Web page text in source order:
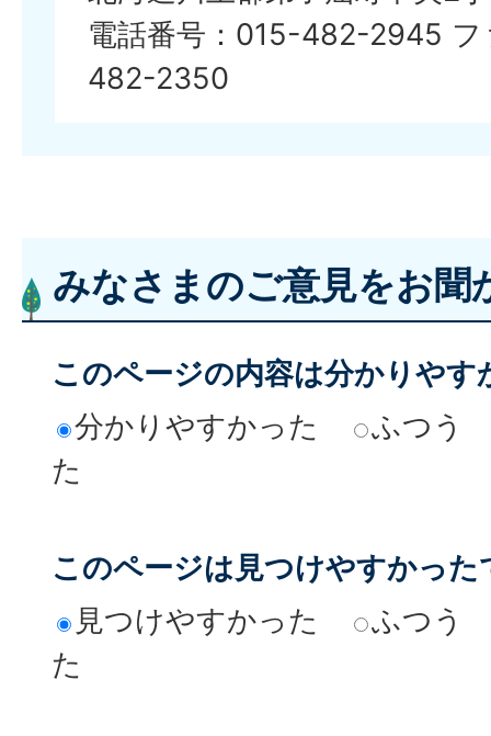
電話番号：015-482-2945
482-2350
みなさまのご意見をお聞
このページの内容は分かりやす
分かりやすかった
ふつう
た
このページは見つけやすかった
見つけやすかった
ふつう
た